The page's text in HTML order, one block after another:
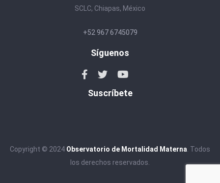
SCLC, Chiapas, México
+52 967 6745079
Síguenos
Suscríbete
Copyright © 2024 Observatorio de Mortalidad Materna. Todos
los derechos reservados.